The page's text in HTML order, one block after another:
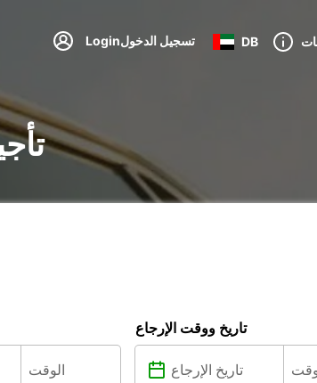
Loginتسجيل الدخول DB
تاريخ ووقت الإرجاع